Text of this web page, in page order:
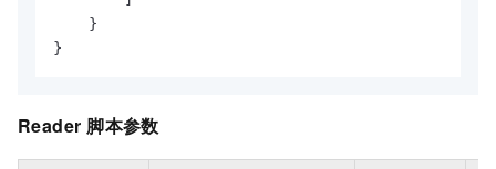
}
}
Reader 脚本参数